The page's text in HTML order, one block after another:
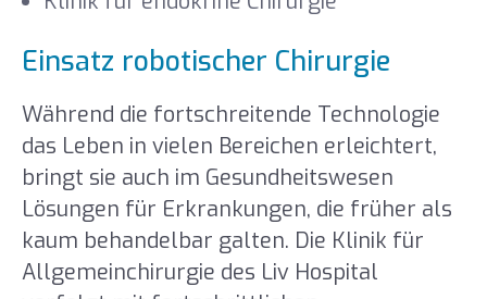
Einsatz robotischer Chirurgie
Während die fortschreitende Technologie
das Leben in vielen Bereichen erleichtert,
bringt sie auch im Gesundheitswesen
Lösungen für Erkrankungen, die früher als
kaum behandelbar galten. Die Klinik für
Allgemeinchirurgie des Liv Hospital